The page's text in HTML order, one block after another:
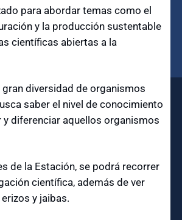
para abordar temas como el
y la producción sustentable
científicas abiertas a la
gran diversidad de organismos
saber el nivel de conocimiento
diferenciar aquellos organismos
de la Estación, se podrá recorrer
científica, además de ver
y jaibas.